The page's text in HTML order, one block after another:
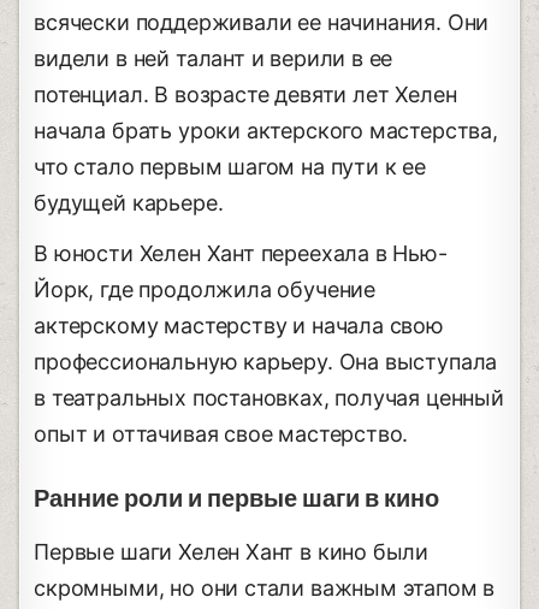
всячески поддерживали ее начинания. Они
видели в ней талант и верили в ее
потенциал. В возрасте девяти лет Хелен
начала брать уроки актерского мастерства,
что стало первым шагом на пути к ее
будущей карьере.
В юности Хелен Хант переехала в Нью-
Йорк, где продолжила обучение
актерскому мастерству и начала свою
профессиональную карьеру. Она выступала
в театральных постановках, получая ценный
опыт и оттачивая свое мастерство.
Ранние роли и первые шаги в кино
Первые шаги Хелен Хант в кино были
скромными, но они стали важным этапом в